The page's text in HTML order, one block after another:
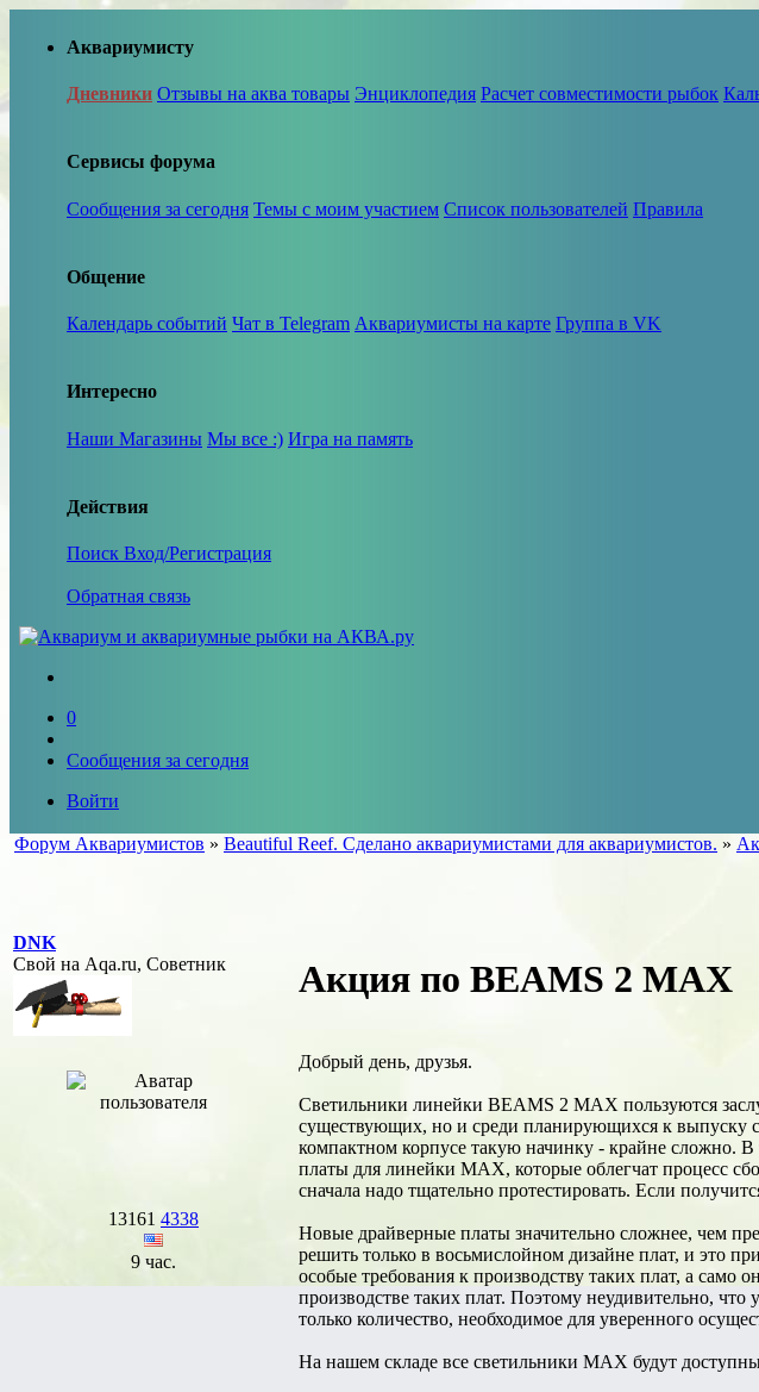
Аквариумисту
Дневники Отзывы на аква товары Энциклопедия Расчет совместимости рыбок
Сервисы форума
Сообщения за сегодня Темы с моим участием Список пользователей Правила
Общение
Календарь событий Чат в Telegram Аквариумисты на карте Группа в VK
Интересно
Наши Магазины Мы все :) Игра на память
Действия
Поиск Вход/Регистрация
Обратная связь
0
Сообщения за сегодня
Войти
Форум Аквариумистов » Beautiful Reef. Сделано аквариумистами для аквариумистов. »
DNK
Свой на Aqa.ru, Советник
13161 4338
9 час.
Акция по BEAMS 2 MAX
Добрый день, друзья.
Светильники линейки BEAMS 2 MAX пользуются
существующих, но и среди планирующихся к выпуску
компактном корпусе такую начинку - крайне сложно.
платы для линейки MAX, которые облегчат процесс
сначала надо тщательно протестировать. Если
Новые драйверные платы значительно сложнее, чем
решить только в восьмислойном дизайне плат, и это
особые требования к производству таких плат, а само
производстве таких плат. Поэтому неудивительно,
только количество, необходимое для уверенного
На нашем складе все светильники MAX будут